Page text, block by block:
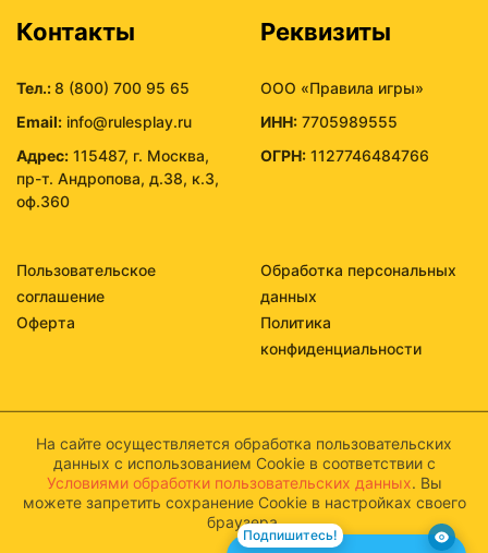
Контакты
Тел.:8 (800) 700 95 65
Email: info@rulesplay.ru
Адрес: 115487, г. Москва,
пр-т. Андропова, д.38, к.3,
оф.360
Реквизиты
ООО «Правила игры»
ИНН: 7705989555
ОГРН: 1127746484766
Пользовательское
соглашение
Обработка персональных
данных
Оферта
Политика
конфиденциальности
На сайте осуществляется обработка пользовательских
данных с использованием Cookie в соответствии с
Условиями обработки пользовательских данных. Вы
можете запретить сохранение Cookie в настройках своего
браузера.
Подпишитесь!